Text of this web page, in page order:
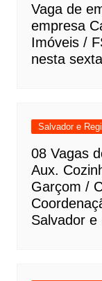
Vaga de
empresa
Imóveis /
nesta
Salvador e
08 Vagas
Aux.
Garçom /
Salvador